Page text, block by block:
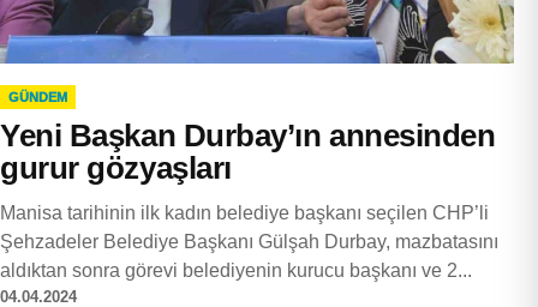
GÜNDEM
Yeni Başkan Durbay’ın annesinden
gurur gözyaşları
Manisa tarihinin ilk kadın belediye başkanı seçilen CHP’li
Şehzadeler Belediye Başkanı Gülşah Durbay, mazbatasını
aldıktan sonra görevi belediyenin kurucu başkanı ve 2...
04.04.2024